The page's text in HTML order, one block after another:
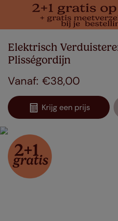
Elektrisch
Plisségordijn
€38,00
Krijg een prijs